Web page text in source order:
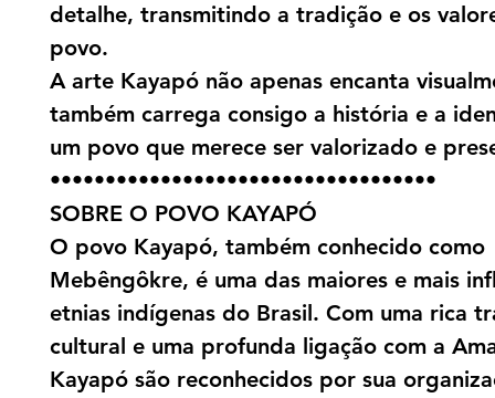
detalhe, transmitindo a tradição e os
povo.
A arte Kayapó não apenas encanta
também carrega consigo a história e a
um povo que merece ser valorizado e
•••••••••••••••••••••••••••••••••••
SOBRE O POVO KAYAPÓ
O povo Kayapó, também conhecido como
Mebêngôkre, é uma das maiores e mais
etnias indígenas do Brasil. Com uma rica
cultural e uma profunda ligação com a
Kayapó são reconhecidos por sua